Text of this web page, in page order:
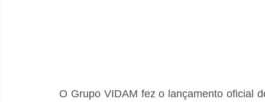
O Grupo VIDAM fez o lançamento oficial